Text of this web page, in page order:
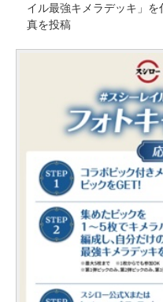
イル最強キメラデッキ」
真を投稿